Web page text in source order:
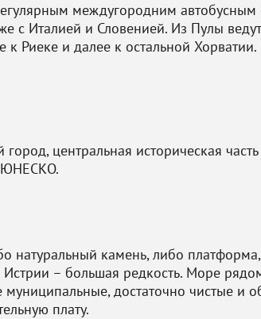
междугородним
с Италией и Словенией. Из Пулы
к Риеке и далее к остальной
центральная историческая
ЮНЕСКО.
натуральный камень, либо
– большая редкость. Море
достаточно чистые и
плату.